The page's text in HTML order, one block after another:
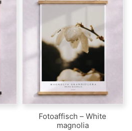
Fotoaffisch – White
magnolia